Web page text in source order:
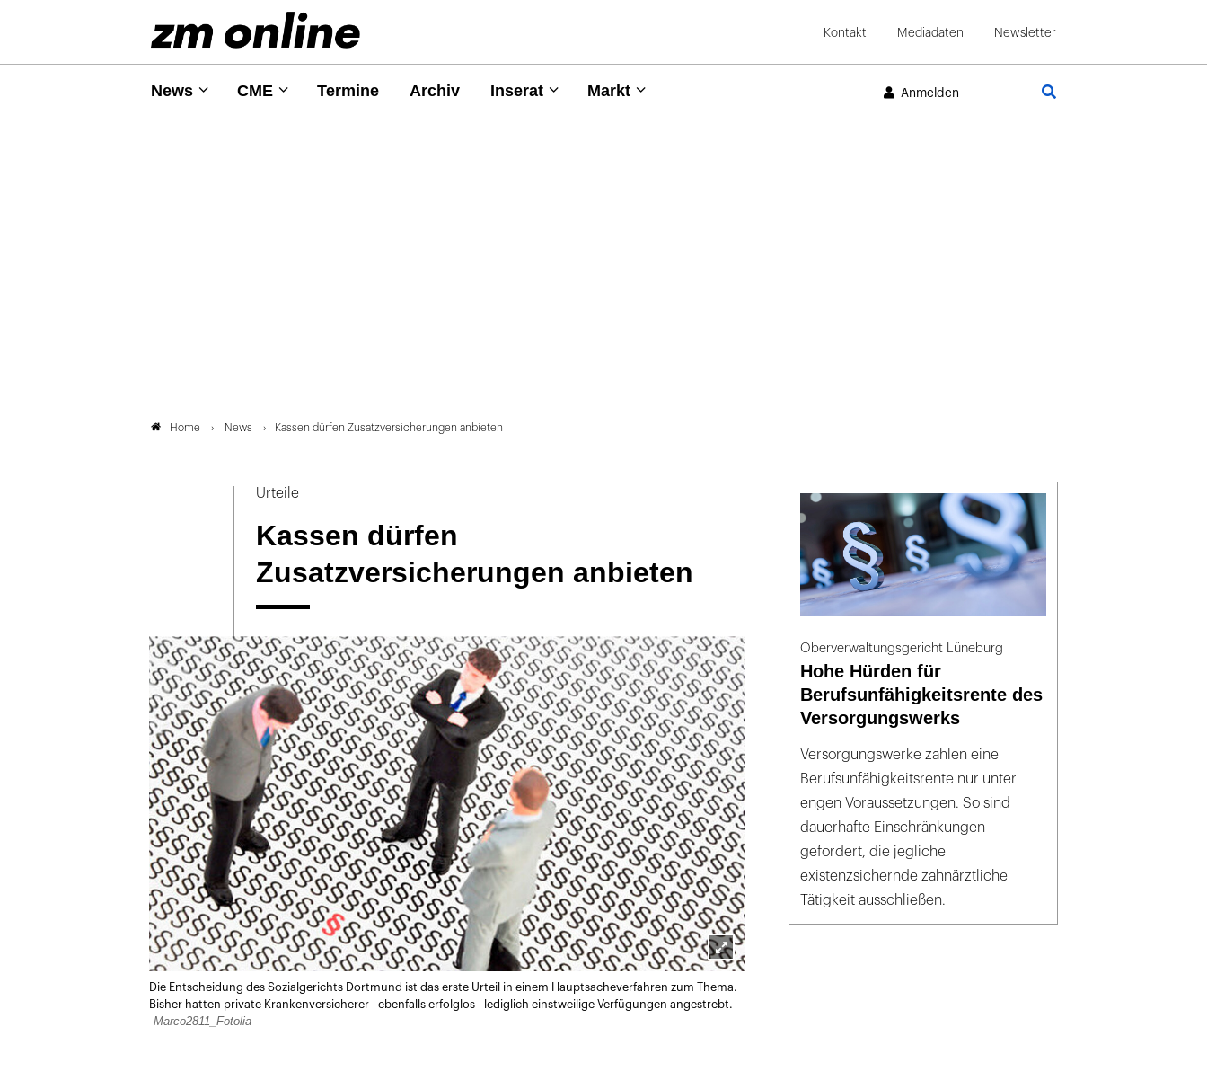
Kontakt Mediadaten Newsletter
News CME Termine Archiv Inserat Markt Anmelden
Home News Kassen dürfen Zusatzversicherungen anbieten
Urteile
Kassen dürfen
Zusatzversicherungen anbieten
Lightbox
öffnen
Die Entscheidung des Sozialgerichts Dortmund ist das erste Urteil in einem Hauptsacheverfahren zum Thema.
Bisher hatten private Krankenversicherer - ebenfalls erfolglos - lediglich einstweilige Verfügungen angestrebt.
Marco2811_Fotolia
Oberverwaltungsgericht Lüneburg
Hohe Hürden für
Berufsunfähigkeitsrente des
Versorgungswerks
Versorgungswerke zahlen eine
Berufsunfähigkeitsrente nur unter
engen Voraussetzungen. So sind
dauerhafte Einschränkungen
gefordert, die jegliche
existenzsichernde zahnärztliche
Tätigkeit ausschließen.